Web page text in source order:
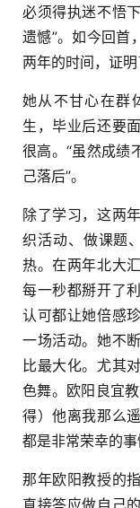
必须得执迷不悟
遗憾”。如今回首
两年的时间，证明
她从不甘心在群
生，毕业后还要
很高。“虽然成绩
己落后”。
除了学习，这两
织活动、做课题
热。在两年北大
每一秒都掰开了
认可都让她倍感
一场活动。她不
比最大化。尤其
色舞。欧阳良宜
得）他离我那么
都是非常荣幸的事
那年欧阳教授的
直接答应做自己